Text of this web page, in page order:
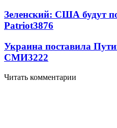
Зеленский: США будут
Patriot3876
Украина поставила
СМИ3222
Читать комментарии